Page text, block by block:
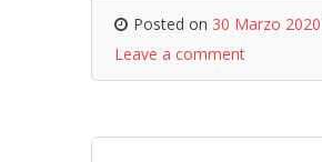
Posted on 30 Marzo 2020
Leave a comment